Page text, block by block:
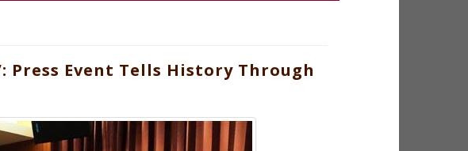
Press Event Tells History Through